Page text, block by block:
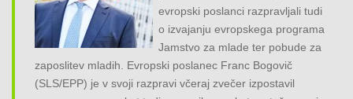
evropski poslanci razpravljali tudi
o izvajanju evropskega programa
Jamstvo za mlade ter pobude za
zaposlitev mladih. Evropski poslanec Franc Bogovič
(SLS/EPP) je v svoji razpravi včeraj zvečer izpostavil